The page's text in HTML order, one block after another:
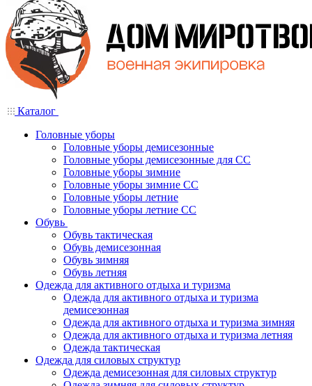
Каталог
Головные уборы
Головные уборы демисезонные
Головные уборы демисезонные для СС
Головные уборы зимние
Головные уборы зимние СС
Головные уборы летние
Головные уборы летние СС
Обувь
Обувь тактическая
Обувь демисезонная
Обувь зимняя
Обувь летняя
Одежда для активного отдыха и туризма
Одежда для активного отдыха и туризма
демисезонная
Одежда для активного отдыха и туризма зимняя
Одежда для активного отдыха и туризма летняя
Одежда тактическая
Одежда для силовых структур
Одежда демисезонная для силовых структур